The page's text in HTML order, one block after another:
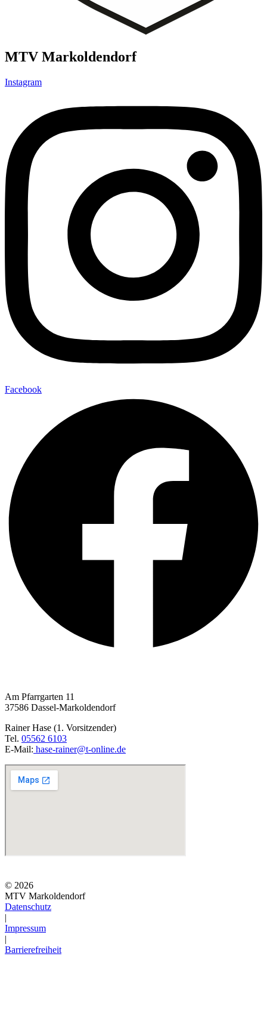
MTV Markoldendorf
Instagram
Facebook
Am Pfarrgarten 11
37586 Dassel-Markoldendorf
Rainer Hase (1. Vorsitzender)
Tel. 05562 6103
E-Mail: hase-rainer@t-online.de
© 2026
MTV Markoldendorf
Datenschutz
|
Impressum
|
Barrierefreiheit